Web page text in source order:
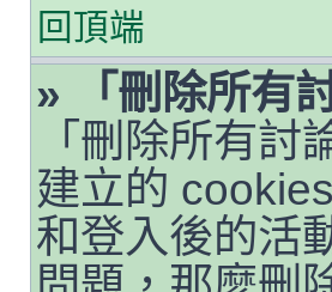
回頂端
» 「刪除所有
「刪除所有
建立的
和登入後的活